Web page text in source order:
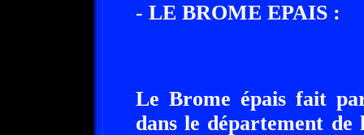
- LE BROME EPAIS :
Le Brome épais fait
dans le département